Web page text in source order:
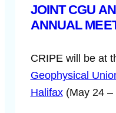
JOINT CGU
ANNUAL
CRIPE will be at
Geophysical
Halifax(May 24 –